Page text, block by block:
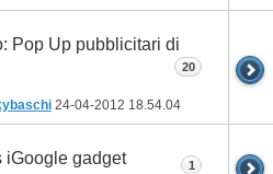
Pop Up pubblicitari di
24-04-2012 18.54.04
20
iGoogle gadget 1